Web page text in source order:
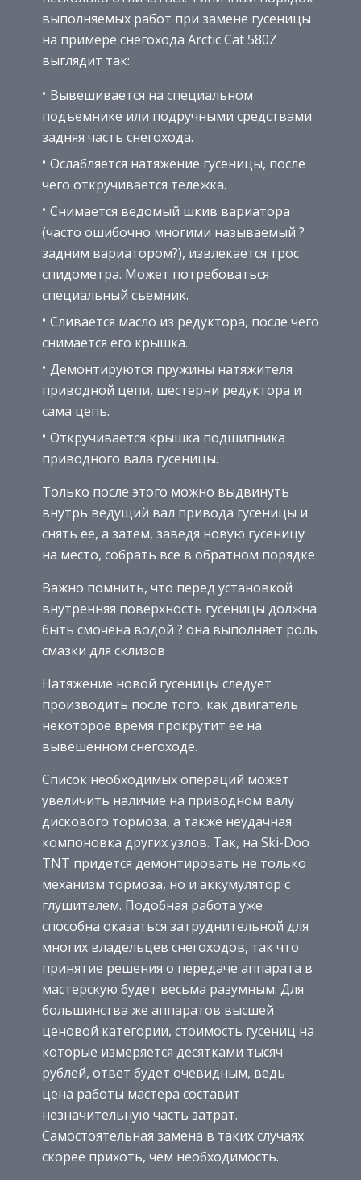
выполняемых работ при замене гусеницы
на примере снегохода Arctic Cat 580Z
выглядит так:
Вывешивается на специальном
подъемнике или подручными средствами
задняя часть снегохода.
Ослабляется натяжение гусеницы, после
чего откручивается тележка.
Снимается ведомый шкив вариатора
(часто ошибочно многими называемый ?
задним вариатором?), извлекается трос
спидометра. Может потребоваться
специальный съемник.
Сливается масло из редуктора, после чего
снимается его крышка.
Демонтируются пружины натяжителя
приводной цепи, шестерни редуктора и
сама цепь.
Откручивается крышка подшипника
приводного вала гусеницы.
Только после этого можно выдвинуть
внутрь ведущий вал привода гусеницы и
снять ее, а затем, заведя новую гусеницу
на место, собрать все в обратном порядке
Важно помнить, что перед установкой
внутренняя поверхность гусеницы должна
быть смочена водой ? она выполняет роль
смазки для склизов
Натяжение новой гусеницы следует
производить после того, как двигатель
некоторое время прокрутит ее на
вывешенном снегоходе.
Список необходимых операций может
увеличить наличие на приводном валу
дискового тормоза, а также неудачная
компоновка других узлов. Так, на Ski-Doo
TNT придется демонтировать не только
механизм тормоза, но и аккумулятор с
глушителем. Подобная работа уже
способна оказаться затруднительной для
многих владельцев снегоходов, так что
принятие решения о передаче аппарата в
мастерскую будет весьма разумным. Для
большинства же аппаратов высшей
ценовой категории, стоимость гусениц на
которые измеряется десятками тысяч
рублей, ответ будет очевидным, ведь
цена работы мастера составит
незначительную часть затрат.
Самостоятельная замена в таких случаях
скорее прихоть, чем необходимость.